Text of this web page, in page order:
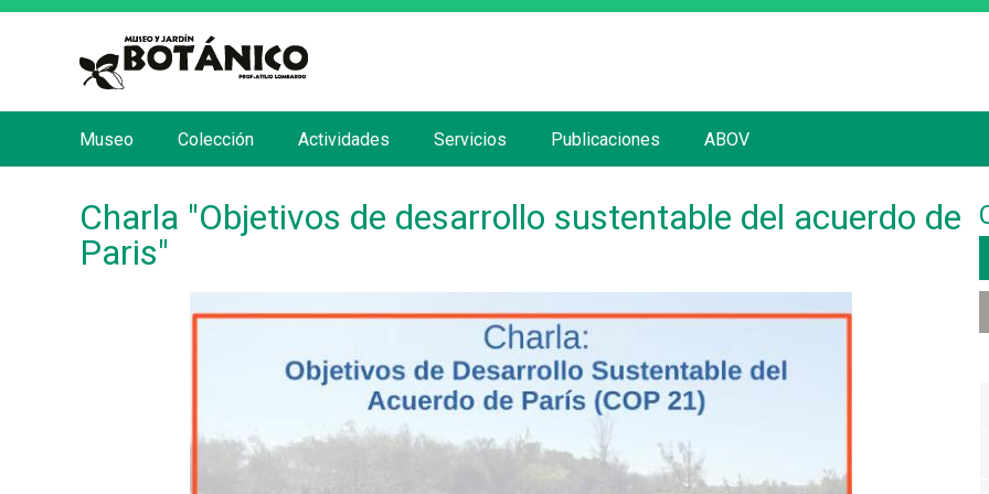
Charla "Objetivos de desarrollo sustentable del acuerdo de
Paris"
n
ú
Museo Colección Actividades Servicios Publicaciones ABOV